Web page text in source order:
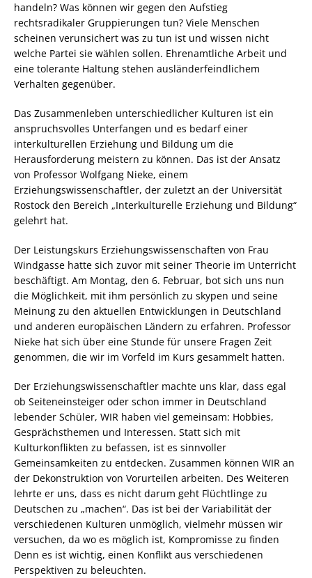
handeln? Was können wir gegen den Aufstieg
rechtsradikaler Gruppierungen tun? Viele Menschen
scheinen verunsichert was zu tun ist und wissen nicht
welche Partei sie wählen sollen. Ehrenamtliche Arbeit und
eine tolerante Haltung stehen ausländerfeindlichem
Verhalten gegenüber.
Das Zusammenleben unterschiedlicher Kulturen ist ein
anspruchsvolles Unterfangen und es bedarf einer
interkulturellen Erziehung und Bildung um die
Herausforderung meistern zu können. Das ist der Ansatz
von Professor Wolfgang Nieke, einem
Erziehungswissenschaftler, der zuletzt an der Universität
Rostock den Bereich „Interkulturelle Erziehung und Bildung“
gelehrt hat.
Der Leistungskurs Erziehungswissenschaften von Frau
Windgasse hatte sich zuvor mit seiner Theorie im Unterricht
beschäftigt. Am Montag, den 6. Februar, bot sich uns nun
die Möglichkeit, mit ihm persönlich zu skypen und seine
Meinung zu den aktuellen Entwicklungen in Deutschland
und anderen europäischen Ländern zu erfahren. Professor
Nieke hat sich über eine Stunde für unsere Fragen Zeit
genommen, die wir im Vorfeld im Kurs gesammelt hatten.
Der Erziehungswissenschaftler machte uns klar, dass egal
ob Seiteneinsteiger oder schon immer in Deutschland
lebender Schüler, WIR haben viel gemeinsam: Hobbies,
Gesprächsthemen und Interessen. Statt sich mit
Kulturkonflikten zu befassen, ist es sinnvoller
Gemeinsamkeiten zu entdecken. Zusammen können WIR an
der Dekonstruktion von Vorurteilen arbeiten. Des Weiteren
lehrte er uns, dass es nicht darum geht Flüchtlinge zu
Deutschen zu „machen“. Das ist bei der Variabilität der
verschiedenen Kulturen unmöglich, vielmehr müssen wir
versuchen, da wo es möglich ist, Kompromisse zu finden
Denn es ist wichtig, einen Konflikt aus verschiedenen
Perspektiven zu beleuchten.